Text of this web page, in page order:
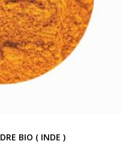
BIO ( INDE )